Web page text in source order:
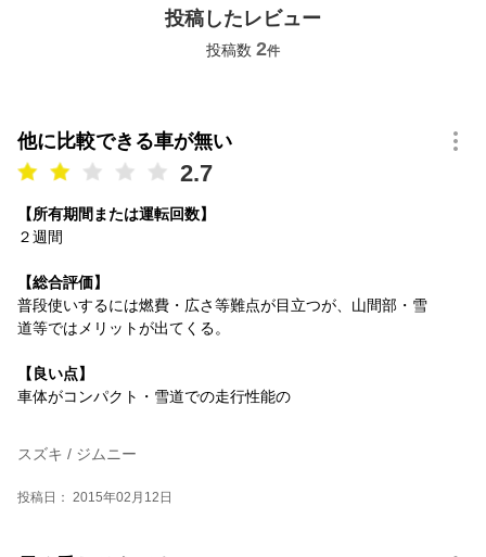
投稿したレビュー
投稿数 2件
他に比較できる車が無い
2.7
【所有期間または運転回数】
２週間
【総合評価】
普段使いするには燃費・広さ等難点が目立つが、山間部・雪
道等ではメリットが出てくる。
【良い点】
車体がコンパクト・雪道での走行性能の
スズキ / ジムニー
投稿日： 2015年02月12日